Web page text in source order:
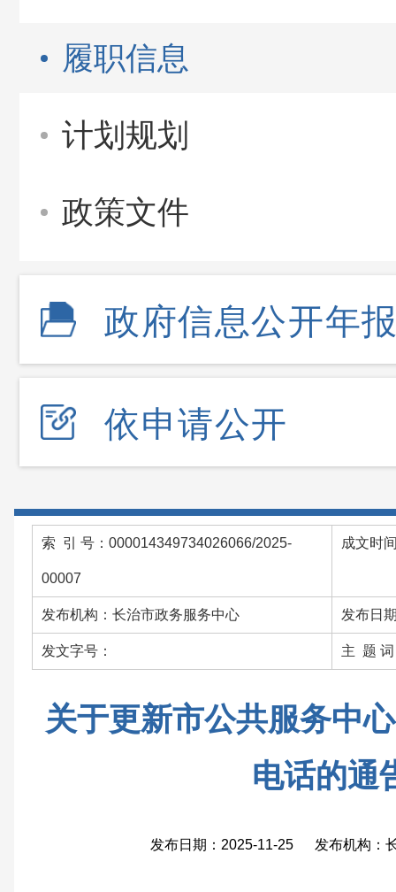
履职信息
计划规划
政策文件
政府信息公开年
依申请公开
索 引 号：000014349734026066/2025-
00007
成文时
发布机构：长治市政务服务中心 发布日
发文字号： 主 题 词
关于更新市公共服务中
电话的通
发布日期：2025-11-25 发布机构：